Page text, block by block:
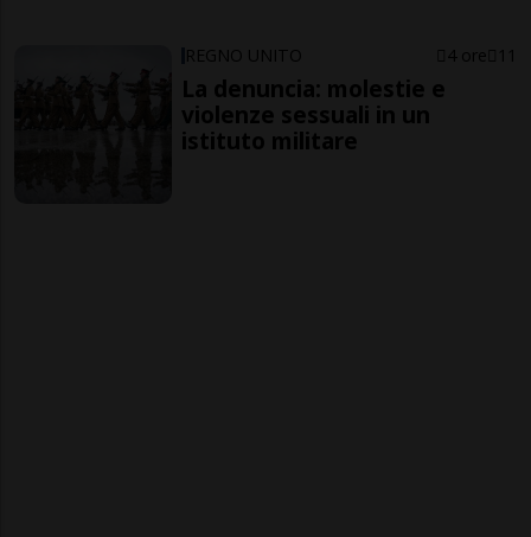
REGNO UNITO 4 ore 11
La denuncia: molestie e
violenze sessuali in un
istituto militare